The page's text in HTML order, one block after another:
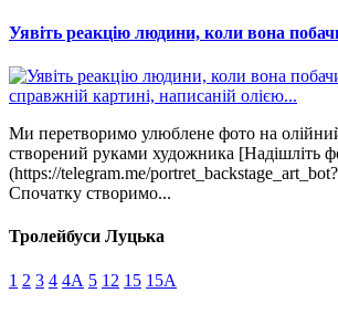
Уявіть реакцію людини, коли вона
Ми перетворимо улюблене фото на
створений руками художника [Надішліть
(https://telegram.me/
Спочатку створимо...
Тролейбуси Луцька
1 2 3 4 4А 5 12 15 15А